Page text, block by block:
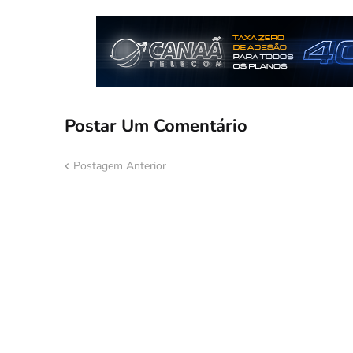
Postar Um Comentário
Postagem Anterior